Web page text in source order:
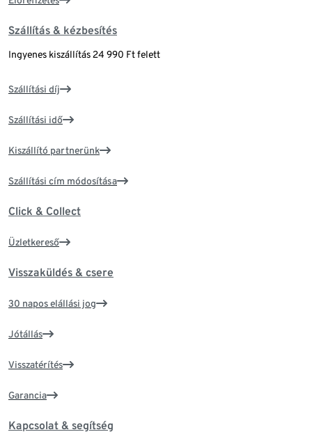
Szállítás & kézbesítés
Ingyenes kiszállítás 24 990 Ft felett
Szállítási díj
Szállítási idő
Kiszállító partnerünk
Szállítási cím módosítása
Click & Collect
Üzletkereső
Visszaküldés & csere
30 napos elállási jog
Jótállás
Visszatérítés
Garancia
Kapcsolat & segítség